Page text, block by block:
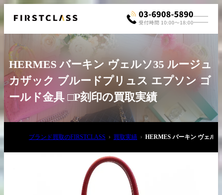
03-6908-5890
HERMES バーキン ヴェルソ35 ルージュ
カザック ブルードプリュス エプソン ゴ
ールド金具 □P刻印の買取実績
ブランド買取のFIRSTCLASS 買取実績 HERMES バーキン ヴェル